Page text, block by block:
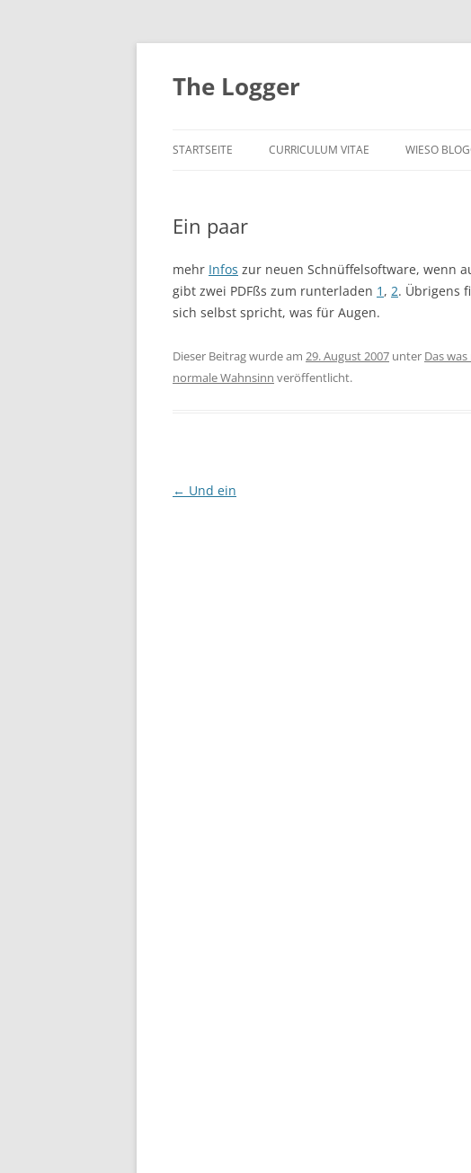
Zum
springen
The Logger
STARTSEITE CURRICULUM VITAE WIESO
Ein paar
mehr Infos zur neuen Schnüffelsoftware, wenn
gibt zwei PDFßs zum runterladen 1 , 2. Übrigens
sich selbst spricht, was für Augen.
Dieser Beitrag wurde am 29. August 2007 unter Das
normale Wahnsinn veröffentlicht.
Beitragsnavigation
← Und ein